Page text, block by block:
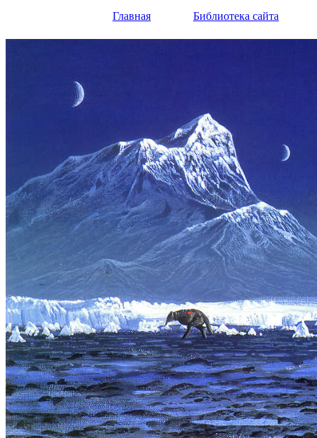
Главная Библиотека сайта